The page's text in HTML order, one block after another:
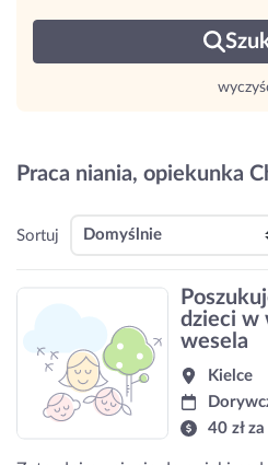
Praca niania, opiekunka
Sortuj
dzieci w
wesela
Kielce
40 zł